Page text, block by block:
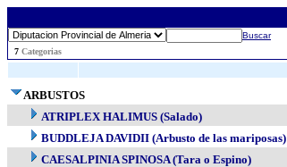
Buscar
7 Categorias
ARBUSTOS
ATRIPLEX HALIMUS (Salado)
BUDDLEJA DAVIDII (Arbusto de las mariposas)
CAESALPINIA SPINOSA (Tara o Espino)